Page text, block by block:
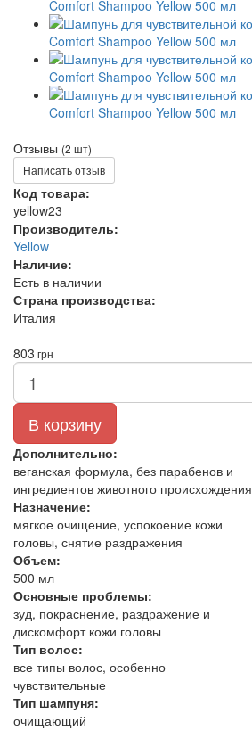
Отзывы (2 шт)
Написать отзыв
Код товара:
yellow23
Производитель:
Yellow
Наличие:
Есть в наличии
Страна производства:
Италия
803 грн
В корзину
Дополнительно:
веганская формула, без парабенов и
ингредиентов животного происхождения
Назначение:
мягкое очищение, успокоение кожи
головы, снятие раздражения
Объем:
500 мл
Основные проблемы:
зуд, покраснение, раздражение и
дискомфорт кожи головы
Тип волос:
все типы волос, особенно
чувствительные
Тип шампуня:
очищающий